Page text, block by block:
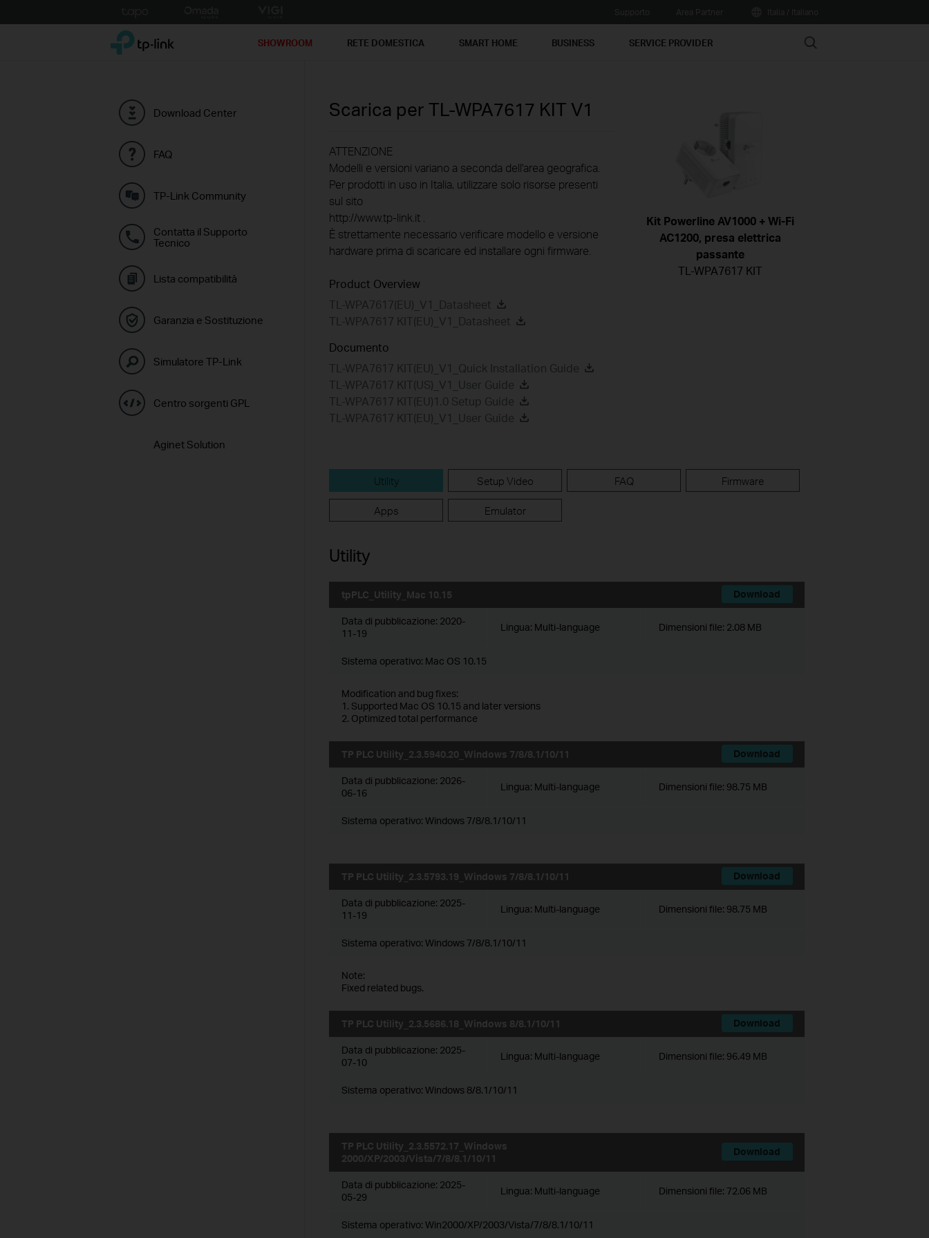
to
TP-Link, Reliably Smart SHOWROOM RETE DOMESTICA SMART HOME BUSINESS SERVICE PROVIDER Search
Download Center
FAQ
TP-Link Community
Contatta il Supporto
Tecnico
Lista compatibilità
Garanzia e Sostituzione
Simulatore TP-Link
Centro sorgenti GPL
Aginet Solution
Scarica per TL-WPA7617 KIT V1
ATTENZIONE
Modelli e versioni variano a seconda dell'area geografica.
Per prodotti in uso in Italia, utilizzare solo risorse presenti
sul sito
http://www.tp-link.it .
È strettamente necessario verificare modello e versione
hardware prima di scaricare ed installare ogni firmware.
Product Overview
TL-WPA7617(EU)_V1_Datasheet
TL-WPA7617 KIT(EU)_V1_Datasheet
Documento
TL-WPA7617 KIT(EU)_V1_Quick Installation Guide
TL-WPA7617 KIT(US)_V1_User Guide
TL-WPA7617 KIT(EU)1.0 Setup Guide
TL-WPA7617 KIT(EU)_V1_User Guide
Kit Powerline AV1000 + Wi-Fi
AC1200, presa elettrica
passante
TL-WPA7617 KIT
Utility Setup Video FAQ Firmware
Apps Emulator
Utility
tpPLC_Utility_Mac 10.15 Download
Data di pubblicazione: 2020-
11-19
Lingua: Multi-language Dimensioni file: 2.08 MB
Sistema operativo: Mac OS 10.15
Modification and bug fixes:
1. Supported Mac OS 10.15 and later versions
2. Optimized total performance
TP PLC Utility_2.3.5940.20_Windows 7/8/8.1/10/11 Download
Data di pubblicazione: 2026-
06-16
Lingua: Multi-language Dimensioni file: 98.75 MB
Sistema operativo: Windows 7/8/8.1/10/11
TP PLC Utility_2.3.5793.19_Windows 7/8/8.1/10/11 Download
Data di pubblicazione: 2025-
11-19
Lingua: Multi-language Dimensioni file: 98.75 MB
Sistema operativo: Windows 7/8/8.1/10/11
Note:
Fixed related bugs.
TP PLC Utility_2.3.5686.18_Windows 8/8.1/10/11 Download
Data di pubblicazione: 2025-
07-10
Lingua: Multi-language Dimensioni file: 96.49 MB
Sistema operativo: Windows 8/8.1/10/11
TP PLC Utility_2.3.5572.17_Windows
2000/XP/2003/Vista/7/8/8.1/10/11
Download
Data di pubblicazione: 2025-
05-29
Lingua: Multi-language Dimensioni file: 72.06 MB
Sistema operativo: Win2000/XP/2003/Vista/7/8/8.1/10/11